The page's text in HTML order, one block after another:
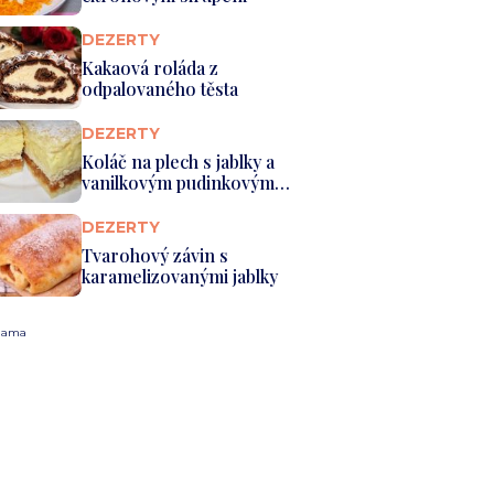
DEZERTY
Kakaová roláda z
odpalovaného těsta
DEZERTY
Koláč na plech s jablky a
vanilkovým pudinkovým
krémem
DEZERTY
Tvarohový závin s
karamelizovanými jablky